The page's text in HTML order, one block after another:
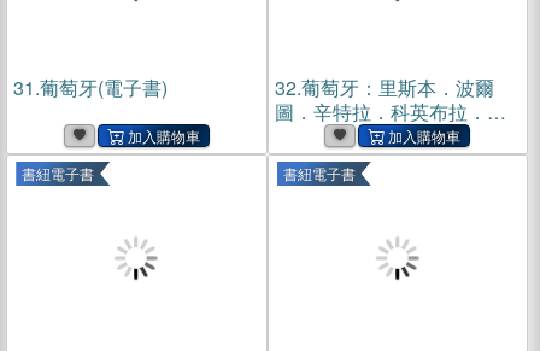
31.葡萄牙(電子書) 32.葡萄牙：里斯本．波爾
圖．辛特拉．科英布拉．艾
芙拉(電子書)
書紐電子書 書紐電子書